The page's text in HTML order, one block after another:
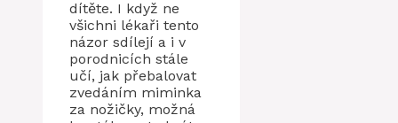
dítěte. I když ne
všichni lékaři tento
názor sdílejí a i v
porodnicích stále
učí, jak přebalovat
zvedáním miminka
za nožičky, možná